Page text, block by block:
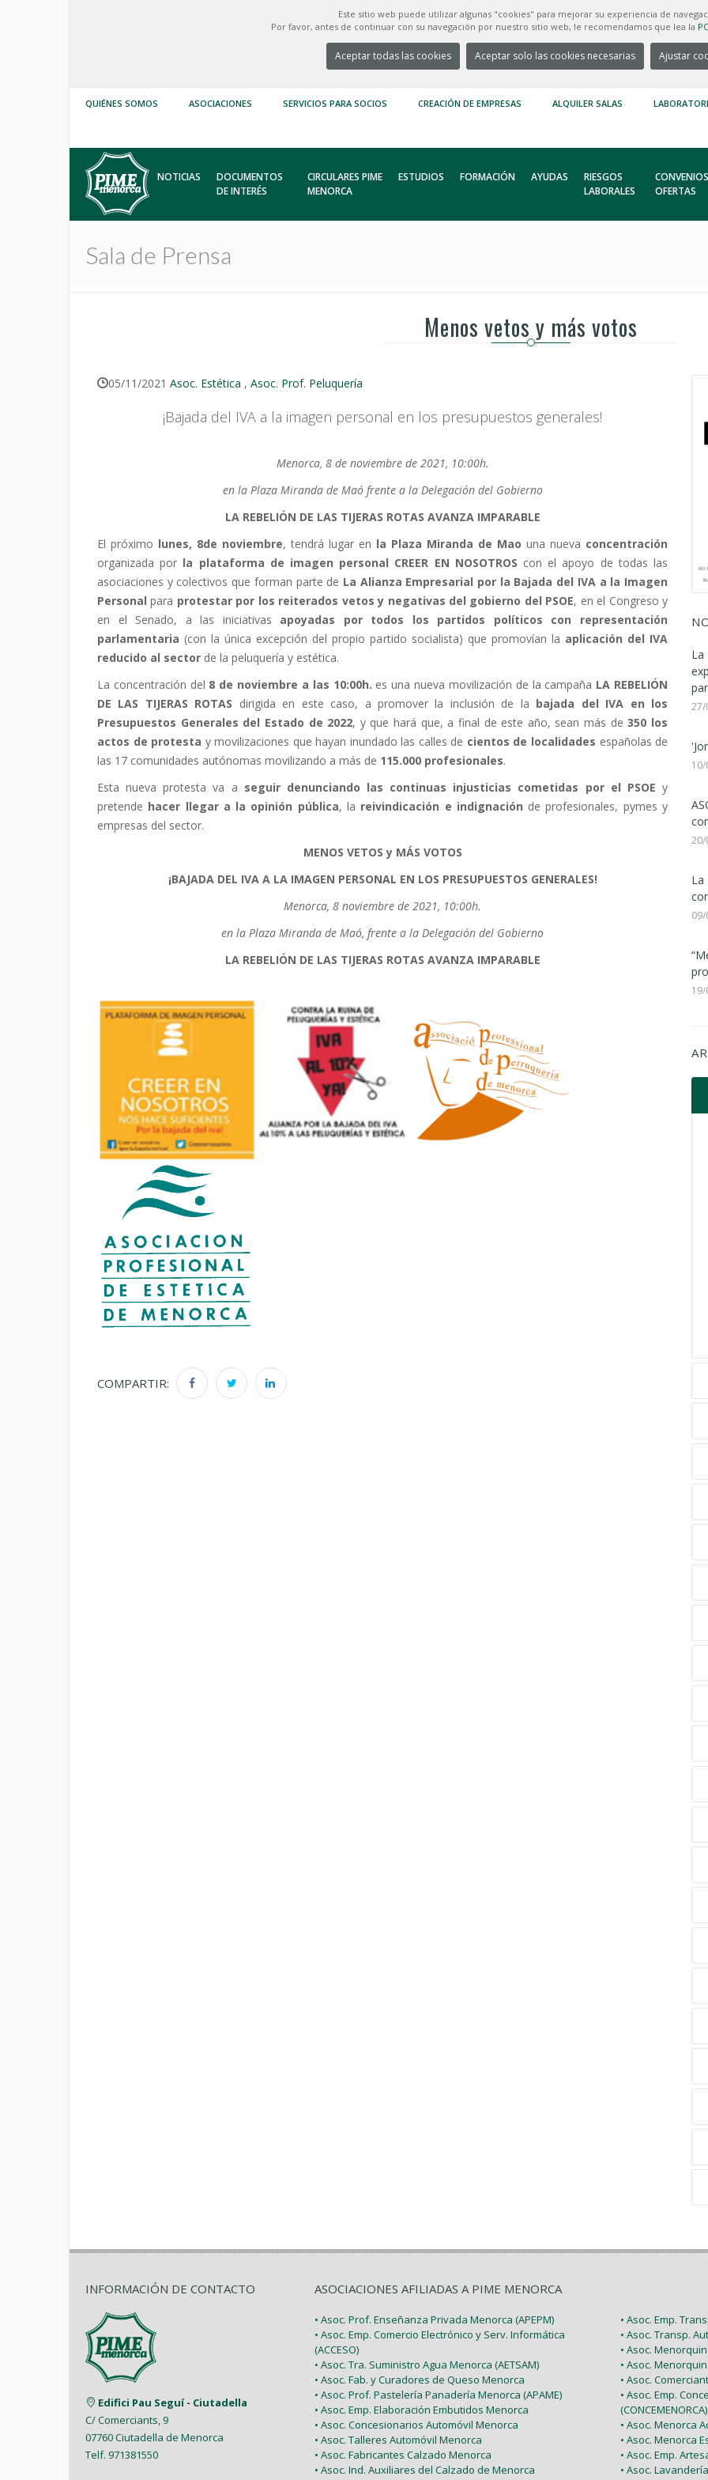
Este sitio web puede utilizar algunas "cookies" para mejorar su experiencia de
Por favor, antes de continuar con su navegación por nuestro sitio web, le recomendamos que lea la
Aceptar todas las cookies Aceptar solo las cookies necesarias Ajustar
QUIÉNES SOMOS ASOCIACIONES SERVICIOS PARA SOCIOS CREACIÓN DE EMPRESAS ALQUILER SALAS
NOTICIAS
DOCUMENTOS
DE INTERÉS
CIRCULARES PIME
MENORCA
ESTUDIOS FORMACIÓN AYUDAS
RIESGOS
LABORALES
OFERTAS
Sala de Prensa
Menos vetos y más votos
05/11/2021 Asoc. Estética , Asoc. Prof. Peluquería
¡Bajada del IVA a la imagen personal en los presupuestos generales!
Menorca, 8 de noviembre de 2021, 10:00h.
en la Plaza Miranda de Maó frente a la Delegación del Gobierno
LA REBELIÓN DE LAS TIJERAS ROTAS AVANZA IMPARABLE
El próximo lunes, 8de noviembre, tendrá lugar en la Plaza Miranda de Mao una nueva concentración
organizada por la plataforma de imagen personal CREER EN NOSOTROS con el apoyo de todas las
asociaciones y colectivos que forman parte de La Alianza Empresarial por la Bajada del IVA a la Imagen
Personal para protestar por los reiterados vetos y negativas del gobierno del PSOE, en el Congreso y
en el Senado, a las iniciativas apoyadas por todos los partidos políticos con representación
parlamentaria (con la única excepción del propio partido socialista) que promovían la aplicación del IVA
reducido al sector de la peluquería y estética.
La concentración del 8 de noviembre a las 10:00h. es una nueva movilización de la campaña LA REBELIÓN
DE LAS TIJERAS ROTAS dirigida en este caso, a promover la inclusión de la bajada del IVA en los
Presupuestos Generales del Estado de 2022, y que hará que, a final de este año, sean más de350 los
actos de protesta y movilizaciones que hayan inundado las calles de cientos de localidades españolas de
las 17 comunidades autónomas movilizando a más de 115.000 profesionales.
Esta nueva protesta va a seguir denunciando las continuas injusticias cometidas por el PSOEy
pretende hacer llegar a la opinión pública, la reivindicación e indignación de profesionales, pymes y
empresas del sector.
MENOS VETOS y MÁS VOTOS
¡BAJADA DEL IVA A LA IMAGEN PERSONAL EN LOS PRESUPUESTOS GENERALES!
Menorca, 8 noviembre de 2021, 10:00h.
en la Plaza Miranda de Maó, frente a la Delegación del Gobierno
LA REBELIÓN DE LAS TIJERAS ROTAS AVANZA IMPARABLE
COMPARTIR:
La
27/
20/
La
INFORMACIÓN DE CONTACTO
Edifici Pau Seguí - Ciutadella
C/ Comerciants, 9
07760 Ciutadella de Menorca
Telf. 971381550
ASOCIACIONES AFILIADAS A PIME MENORCA
• Asoc. Prof. Enseñanza Privada Menorca (APEPM)
• Asoc. Emp. Comercio Electrónico y Serv. Informática
(ACCESO)
• Asoc. Tra. Suministro Agua Menorca (AETSAM)
• Asoc. Fab. y Curadores de Queso Menorca
• Asoc. Prof. Pastelería Panadería Menorca (APAME)
• Asoc. Emp. Elaboración Embutidos Menorca
• Asoc. Concesionarios Automóvil Menorca
• Asoc. Talleres Automóvil Menorca
• Asoc. Fabricantes Calzado Menorca
• Asoc. Ind. Auxiliares del Calzado de Menorca
• Asoc. Emp.
• Asoc. Transp.
• Asoc.
• Asoc.
• Asoc.
• Asoc. Emp.
(CONCEMENORCA)
• Asoc. Menorca
• Asoc. Menorca
• Asoc. Emp.
• Asoc.